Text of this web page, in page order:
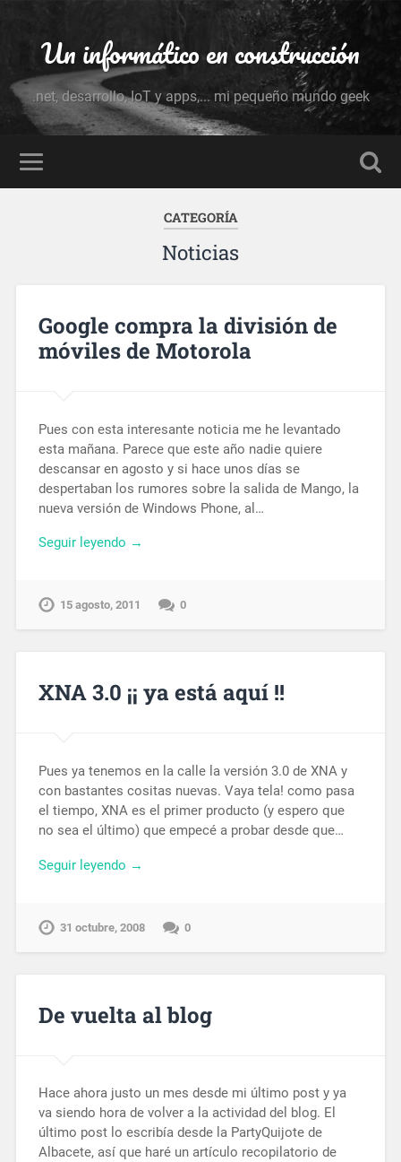
Un informático en construcción
.net, desarrollo, IoT y apps,... mi pequeño mundo geek
CATEGORÍA
Noticias
Google compra la división de
móviles de Motorola
Pues con esta interesante noticia me he levantado
esta mañana. Parece que este año nadie quiere
descansar en agosto y si hace unos días se
despertaban los rumores sobre la salida de Mango, la
nueva versión de Windows Phone, al…
Seguir leyendo →
15 agosto, 2011 0
XNA 3.0 ¡¡ ya está aquí !!
Pues ya tenemos en la calle la versión 3.0 de XNA y
con bastantes cositas nuevas. Vaya tela! como pasa
el tiempo, XNA es el primer producto (y espero que
no sea el último) que empecé a probar desde que…
Seguir leyendo →
31 octubre, 2008 0
De vuelta al blog
Hace ahora justo un mes desde mi último post y ya
va siendo hora de volver a la actividad del blog. El
último post lo escribía desde la PartyQuijote de
Albacete, así que haré un artículo recopilatorio de